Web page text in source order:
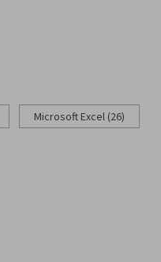
Microsoft Excel (26)